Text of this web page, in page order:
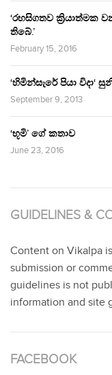
‘රහසිගතව ක්‍රියාත්මක
තිබේ.’
February 15, 2016
‘හිමින්සැරේ පියා විදා‘
September 9, 2013
‘භූමි’ ගේ කතාව
June 23, 2016
GUIDELINES &
Content on Vikalpa
submission or
guidelines is not
information and site
FACEBOOK